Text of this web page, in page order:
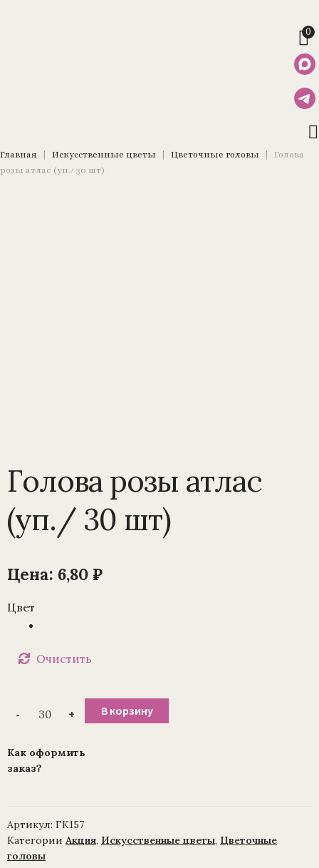
0
Главная | Искусственные цветы | Цветочные головы |
Голова
розы атлас (уп./ 30 шт)
Голова розы атлас
(уп./ 30 шт)
Цена: 6,80 ₽
Цвет
Очистить
-
товара
атлас
(уп./
30
+ В корзину
Как оформить
заказ?
Артикул: ГК157
Категории Акция, Искусственные цветы, Цветочные
головы